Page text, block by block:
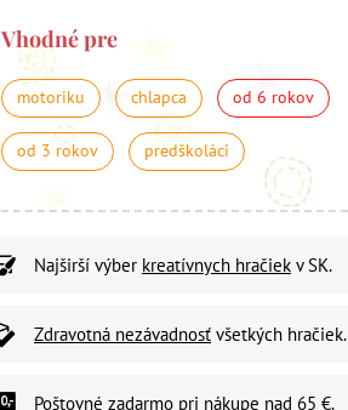
Vhodné pre
motoriku chlapca od 6 rokov
od 3 rokov predškoláci
Najširší výber kreatívnych hračiek v SK.
Zdravotná nezávadnosť všetkých hračiek.
Poštovné zadarmo pri nákupe nad 65 €.